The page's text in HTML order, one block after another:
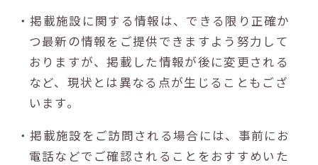
・掲載施設に関する情報は、できる限り正確か
つ最新の情報をご提供できますよう努力して
おりますが、掲載した情報が後に変更される
など、現状とは異なる点が生じることもござ
います。
・掲載施設をご訪問される場合には、事前にお
電話などでご確認されることをおすすめいた